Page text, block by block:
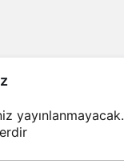
yayınlanmayacak.